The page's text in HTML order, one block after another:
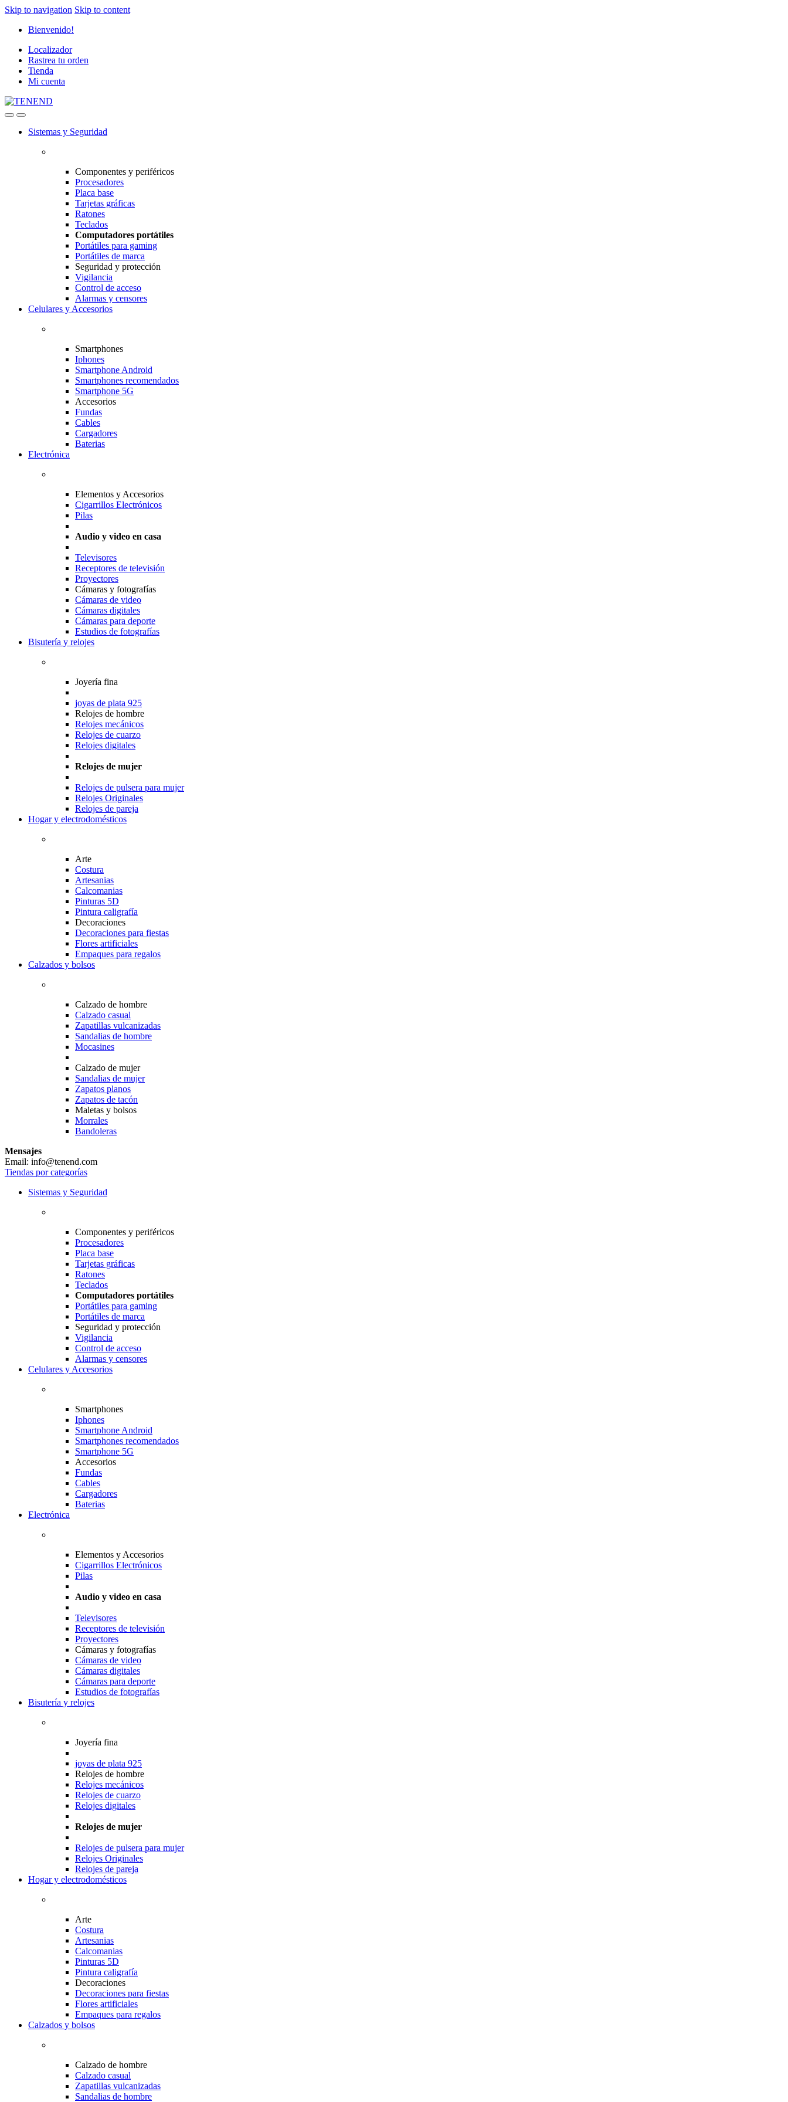
Skip to navigation Skip to content
Bienvenido!
Localizador
Rastrea tu orden
Tienda
Mi cuenta
Sistemas y Seguridad
Componentes y periféricos
Procesadores
Placa base
Tarjetas gráficas
Ratones
Teclados
Computadores portátiles
Portátiles para gaming
Portátiles de marca
Seguridad y protección
Vigilancia
Control de acceso
Alarmas y censores
Celulares y Accesorios
Smartphones
Iphones
Smartphone Android
Smartphones recomendados
Smartphone 5G
Accesorios
Fundas
Cables
Cargadores
Baterias
Electrónica
Elementos y Accesorios
Cigarrillos Electrónicos
Pilas
Audio y video en casa
Televisores
Receptores de televisión
Proyectores
Cámaras y fotografías
Cámaras de video
Cámaras digitales
Cámaras para deporte
Estudios de fotografías
Bisutería y relojes
Joyería fina
joyas de plata 925
Relojes de hombre
Relojes mecánicos
Relojes de cuarzo
Relojes digitales
Relojes de mujer
Relojes de pulsera para mujer
Relojes Originales
Relojes de pareja
Hogar y electrodomésticos
Arte
Costura
Artesanias
Calcomanias
Pinturas 5D
Pintura caligrafía
Decoraciones
Decoraciones para fiestas
Flores artificiales
Empaques para regalos
Calzados y bolsos
Calzado de hombre
Calzado casual
Zapatillas vulcanizadas
Sandalias de hombre
Mocasines
Calzado de mujer
Sandalias de mujer
Zapatos planos
Zapatos de tacón
Maletas y bolsos
Morrales
Bandoleras
Mensajes
Email: info@tenend.com
Tiendas por categorías
Sistemas y Seguridad
Componentes y periféricos
Procesadores
Placa base
Tarjetas gráficas
Ratones
Teclados
Computadores portátiles
Portátiles para gaming
Portátiles de marca
Seguridad y protección
Vigilancia
Control de acceso
Alarmas y censores
Celulares y Accesorios
Smartphones
Iphones
Smartphone Android
Smartphones recomendados
Smartphone 5G
Accesorios
Fundas
Cables
Cargadores
Baterias
Electrónica
Elementos y Accesorios
Cigarrillos Electrónicos
Pilas
Audio y video en casa
Televisores
Receptores de televisión
Proyectores
Cámaras y fotografías
Cámaras de video
Cámaras digitales
Cámaras para deporte
Estudios de fotografías
Bisutería y relojes
Joyería fina
joyas de plata 925
Relojes de hombre
Relojes mecánicos
Relojes de cuarzo
Relojes digitales
Relojes de mujer
Relojes de pulsera para mujer
Relojes Originales
Relojes de pareja
Hogar y electrodomésticos
Arte
Costura
Artesanias
Calcomanias
Pinturas 5D
Pintura caligrafía
Decoraciones
Decoraciones para fiestas
Flores artificiales
Empaques para regalos
Calzados y bolsos
Calzado de hombre
Calzado casual
Zapatillas vulcanizadas
Sandalias de hombre